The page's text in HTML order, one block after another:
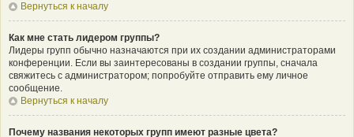
Вернуться к началу
Как мне стать лидером группы?
Лидеры групп обычно назначаются при их создании администраторами
конференции. Если вы заинтересованы в создании группы, сначала
свяжитесь с администратором; попробуйте отправить ему личное
сообщение.
Вернуться к началу
Почему названия некоторых групп имеют разные цвета?